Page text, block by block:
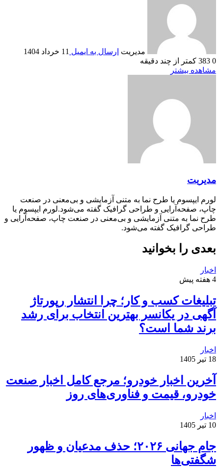
مدیریت ارسال به ایمیل 11 خرداد 1404
0
کمتر از چند دقیقه
مشاهده بیشتر
مدیریت
لورم ایپسوم یا طرح‌ نما به متنی آزمایشی و بی‌معنی در صنعت
چاپ، صفحه‌آرایی و طراحی گرافیک گفته می‌شود.لورم ایپسوم یا
طرح‌ نما به متنی آزمایشی و بی‌معنی در صنعت چاپ، صفحه‌آرایی و
طراحی گرافیک گفته می‌شود.
بعدی را بخوانید
اخبار
4 هفته پیش
تبلیغات کسب و کار؛ چرا انتشار رپورتاژ
آگهی در یکانسر بهترین انتخاب برای رشد
برند شما است؟
اخبار
18 تیر 1405
آخرین اخبار خودرو؛ مرجع کامل اخبار صنعت
خودرو، قیمت و فناوری‌های روز
اخبار
10 تیر 1405
جام جهانی ۲۰۲۶؛ حذف مدعیان و ظهور
شگفتی‌ها